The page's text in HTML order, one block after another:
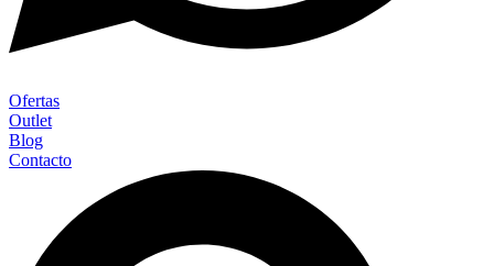
Ofertas
Outlet
Blog
Contacto